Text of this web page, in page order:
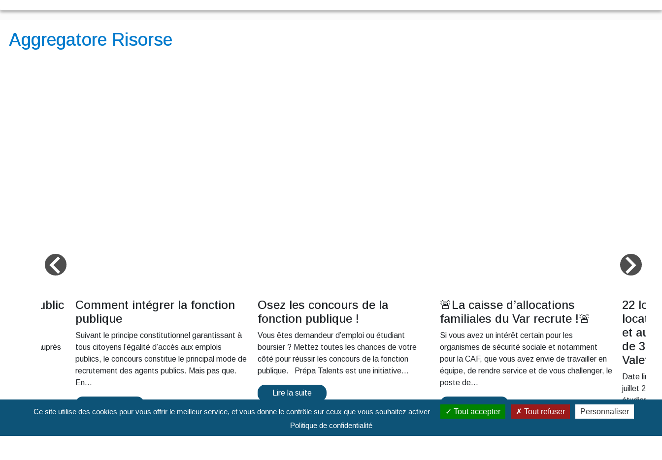
Aggregatore Risorse
navigate_before
public
être auprès
Comment intégrer la fonction
publique
Suivant le principe constitutionnel garantissant à
tous citoyens l’égalité d’accès aux emplois
publics, le concours constitue le principal mode de
recrutement des agents publics. Mais pas que.
En...
Osez les concours de la
fonction publique !
Vous êtes demandeur d’emploi ou étudiant
boursier ? Mettez toutes les chances de votre
côté pour réussir les concours de la fonction
publique. Prépa Talents est une initiative...
Lire la suite
🚨La caisse d’allocations
familiales du Var recrute !🚨
Si vous avez un intérêt certain pour les
organismes de sécurité sociale et notamment
pour la CAF, que vous avez envie de travailler en
équipe, de rendre service et de vous challenger, le
poste de...
Lire la suite
22
et aux
de 30
Date
juillet 2026
étudiants
d'identité
Lire la
navigate_next
Ce site utilise des cookies pour vous offrir le meilleur service, et vous donne le contrôle sur ceux que vous souhaitez activer Tout accepter Tout refuser
Personnaliser
Politique de confidentialité